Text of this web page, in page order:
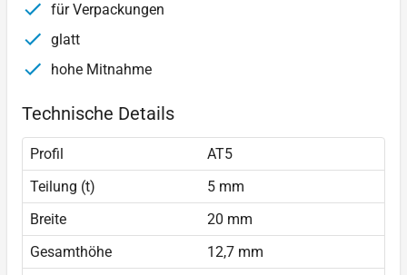
für Verpackungen
glatt
hohe Mitnahme
Technische Details
Profil
AT5
Teilung (t)
5 mm
Breite
20 mm
Gesamthöhe
12,7 mm